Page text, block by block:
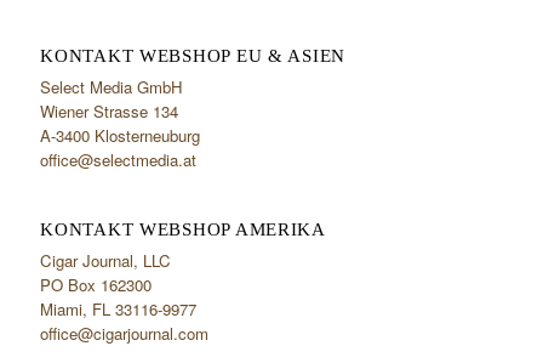
KONTAKT WEBSHOP EU & ASIEN
Select Media GmbH
Wiener Strasse 134
A-3400 Klosterneuburg
office@selectmedia.at
KONTAKT WEBSHOP AMERIKA
Cigar Journal, LLC
PO Box 162300
Miami, FL 33116-9977
office@cigarjournal.com